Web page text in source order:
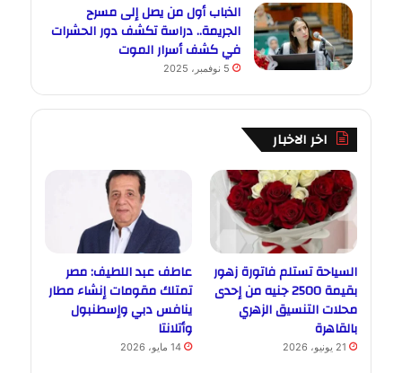
الذباب أول من يصل إلى مسرح
الجريمة.. دراسة تكشف دور الحشرات
في كشف أسرار الموت
5 نوفمبر، 2025
اخر الاخبار
السياحة تستلم فاتورة زهور
بقيمة 2500 جنيه من إحدى
محلات التنسيق الزهري
بالقاهرة
21 يونيو، 2026
عاطف عبد اللطيف: مصر
تمتلك مقومات إنشاء مطار
ينافس دبي وإسطنبول
وأتلانتا
14 مايو، 2026